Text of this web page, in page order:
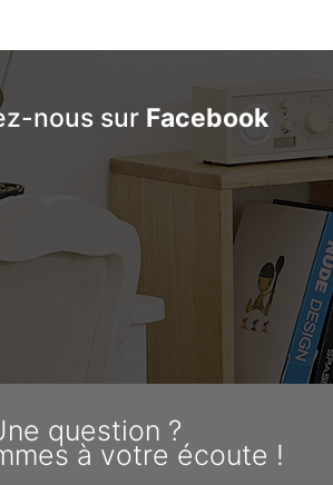
nous sur Facebook
question ?
à votre écoute !